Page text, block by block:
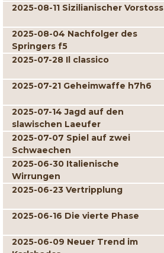
2025-08-11 Sizilianischer Vorstoss
2025-08-04 Nachfolger des
Springers f5
2025-07-28 Il classico
2025-07-21 Geheimwaffe h7h6
2025-07-14 Jagd auf den
slawischen Laeufer
2025-07-07 Spiel auf zwei
Schwaechen
2025-06-30 Italienische
Wirrungen
2025-06-23 Vertripplung
2025-06-16 Die vierte Phase
2025-06-09 Neuer Trend im